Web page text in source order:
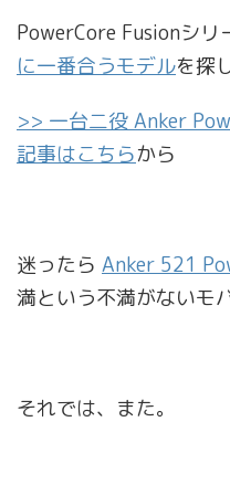
PowerCore Fusionシリ
に一番合うモデルを探
>> 一台二役 Anker
記事はこちらから
迷ったら Anker 521
満という不満がないモ
それでは、また。